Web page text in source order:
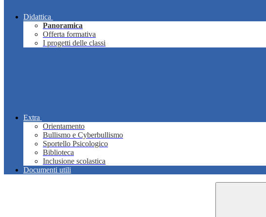
Didattica
Panoramica
Offerta formativa
I progetti delle classi
Extra
Orientamento
Bullismo e Cyberbullismo
Sportello Psicologico
Biblioteca
Inclusione scolastica
Documenti utili